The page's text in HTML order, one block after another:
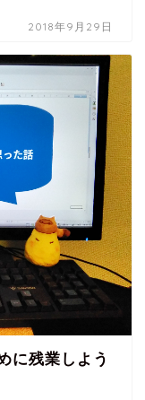
2018年9月29日
に残業しよう